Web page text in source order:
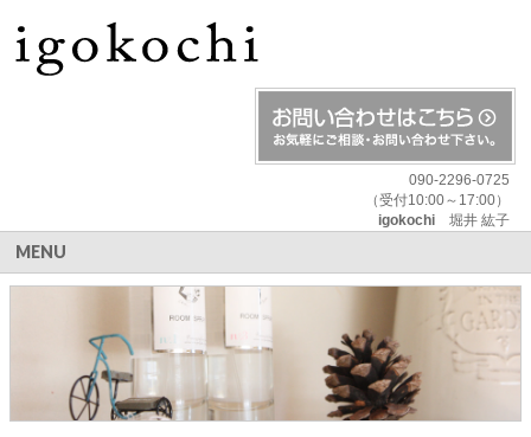
090-2296-0725
（受付10:00～17:00）
igokochi堀井 紘子
MENU